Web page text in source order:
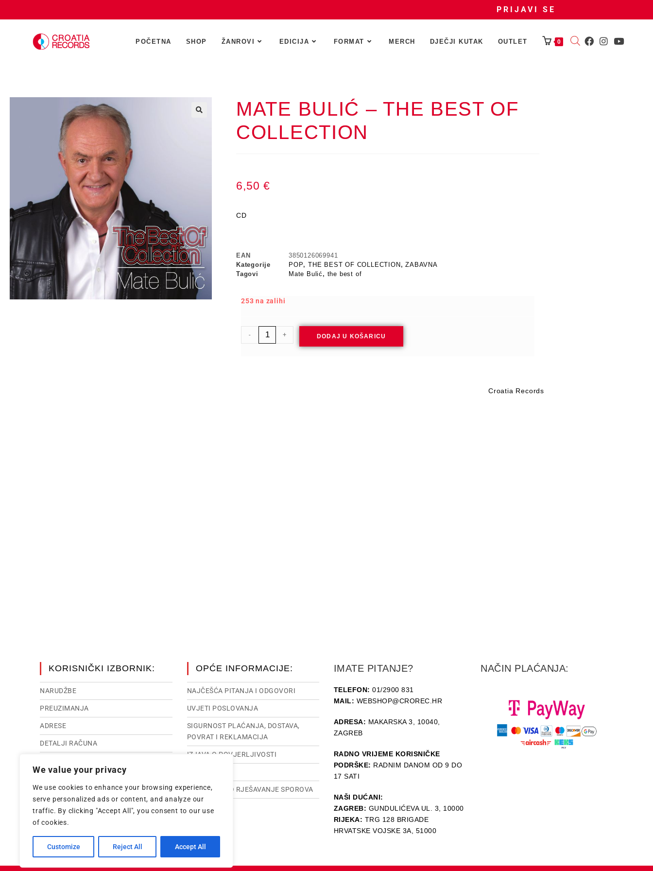
We value your privacy
We use cookies to enhance your browsing experience,
serve personalized ads or content, and analyze our
traffic. By clicking "Accept All", you consent to our use
of cookies.
Customize Reject All Accept All
PRIJAVI SE
POČETNA SHOP ŽANROVI EDICIJA FORMAT MERCH DJEČJI KUTAK OUTLET 0
MATE BULIĆ – THE BEST OF
COLLECTION
6,50 €
CD
EAN
3850126069941
Kategorije
POP,THE BEST OF COLLECTION ,ZABAVNA
Tagovi
Mate Bulić , the best of
253 na zalihi
- + DODAJ U KOŠARICU
Croatia Records
KORISNIČKI IZBORNIK:
NARUDŽBE
PREUZIMANJA
ADRESE
DETALJI RAČUNA
OPĆE INFORMACIJE:
NAJČEŠĆA PITANJA I ODGOVORI
UVJETI POSLOVANJA
SIGURNOST PLAĆANJA, DOSTAVA,
POVRAT I REKLAMACIJA
IZJAVA O POVJERLJIVOSTI
INTERNETSKO RJEŠAVANJE SPOROVA
IMATE PITANJE?
TELEFON: 01/2900 831
MAIL: WEBSHOP@CROREC.HR
ADRESA: MAKARSKA 3, 10040,
ZAGREB
RADNO VRIJEME KORISNIČKE
PODRŠKE: RADNIM DANOM OD 9 DO
17 SATI
NAŠI DUĆANI:
ZAGREB: GUNDULIĆEVA UL. 3, 10000
RIJEKA: TRG 128 BRIGADE
HRVATSKE VOJSKE 3A, 51000
NAČIN PLAĆANJA: